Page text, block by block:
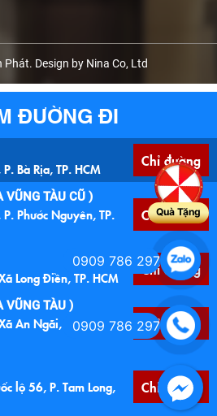
Design by Nina Co, Ltd
ĐƯỜNG ĐI
Bà Rịa, TP. HCM Chỉ đường
VŨNG TÀU CŨ )
Phước Nguyên, TP.
Chỉ đường
Long Điền, TP. HCM Chỉ đường
VŨNG TÀU )
An Ngãi, Huyện
Chỉ đường
lộ 56, P. Tam Long,
Chỉ đường
Quà Tặng
0909 786 297
0909 786 297